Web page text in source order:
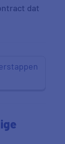
dat